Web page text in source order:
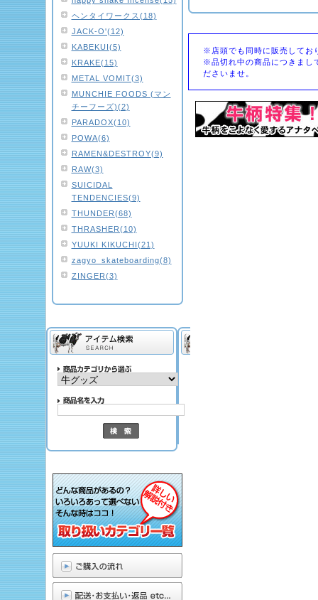
ヘンタイワークス(18)
JACK-O'(12)
KABEKUI(5)
KRAKE(15)
METAL VOMIT(3)
MUNCHIE FOODS (マン
チーフーズ)(2)
PARADOX(10)
POWA(6)
RAMEN&DESTROY(9)
RAW(3)
SUICIDAL
TENDENCIES(9)
THUNDER(68)
THRASHER(10)
YUUKI KIKUCHI(21)
zagyo_skateboarding(8)
ZINGER(3)
※店頭でも同時に販売してお
※品切れ中の商品につきまし
ださいませ。